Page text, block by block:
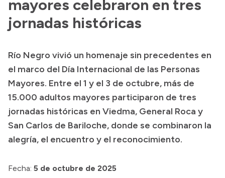
Acerca de Río Negro
Geografía
Invertí en Río Negro
Transparencia
Presupuesto
mayores celebraron en tres
jornadas históricas
Río Negro vivió un homenaje sin precedentes en
el marco del Día Internacional de las Personas
Mayores. Entre el 1 y el 3 de octubre, más de
15.000 adultos mayores participaron de tres
jornadas históricas en Viedma, General Roca y
San Carlos de Bariloche, donde se combinaron la
alegría, el encuentro y el reconocimiento.
Fecha: 5 de octubre de 2025